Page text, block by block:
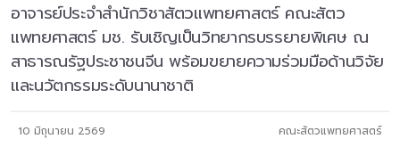
อาจารย์ประจำสำนักวิชาสัตวแพทยศาสตร์ คณะสัตว
แพทยศาสตร์ มช. รับเชิญเป็นวิทยากรบรรยายพิเศษ ณ
สาธารณรัฐประชาชนจีน พร้อมขยายความร่วมมือด้านวิจัย
และนวัตกรรมระดับนานาชาติ
10 มิถุนายน 2569 คณะสัตวแพทยศาสตร์